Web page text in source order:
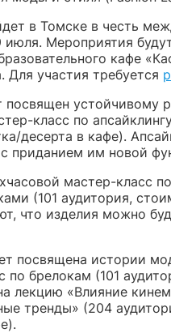
в Томске в честь
Мероприятия
кафе
Для участия требуется
посвящен устойчивому
класс по
десерта в кафе).
приданием им новой
мастер-класс
(101 аудитория,
что изделия можно
посвящена истории
по брелокам (101
лекцию «Влияние
тренды» (204